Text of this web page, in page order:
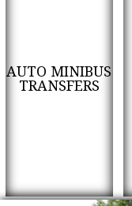
AUTO MINIBUS
TRANSFERS